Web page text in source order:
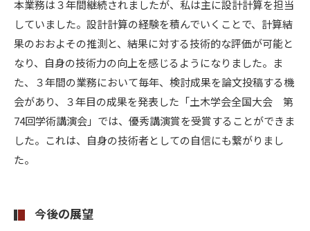
本業務は３年間継続されましたが、私は主に設計計算を担当
していました。設計計算の経験を積んでいくことで、計算結
果のおおよその推測と、結果に対する技術的な評価が可能と
なり、自身の技術力の向上を感じるようになりました。ま
た、３年間の業務において毎年、検討成果を論文投稿する機
会があり、３年目の成果を発表した「土木学会全国大会 第
74回学術講演会」では、優秀講演賞を受賞することができま
した。これは、自身の技術者としての自信にも繋がりまし
た。
今後の展望